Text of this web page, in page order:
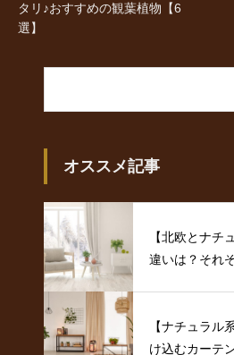
タリ♪おすすめの観葉植物【6
選】
オススメ記事
【北欧とナチ
違いは？それ
【ナチュラル
け込むカーテ